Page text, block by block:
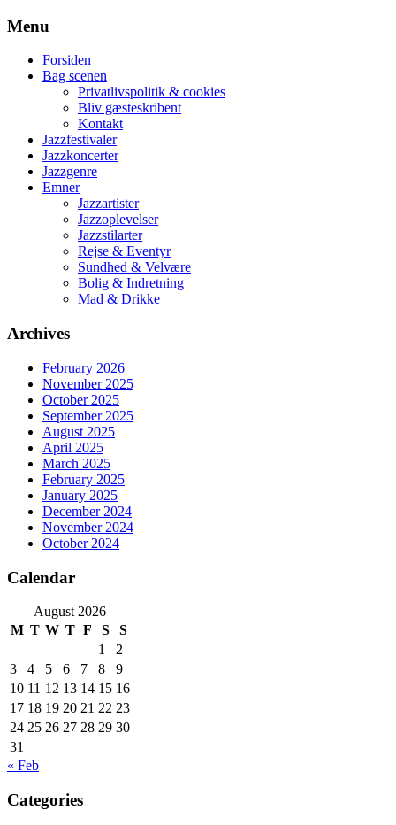
Skip
content
Menu
Forsiden
Bag scenen
Privatlivspolitik & cookies
Bliv gæsteskribent
Kontakt
Jazzfestivaler
Jazzkoncerter
Jazzgenre
Emner
Jazzartister
Jazzoplevelser
Jazzstilarter
Rejse & Eventyr
Sundhed & Velvære
Bolig & Indretning
Mad & Drikke
Archives
February 2026
November 2025
October 2025
September 2025
August 2025
April 2025
March 2025
February 2025
January 2025
December 2024
November 2024
October 2024
Calendar
August 2026
M T W T F S
S
1
2
3
4 5 6 7 8
9
10 11 12 13 14 15 16
17 18 19 20 21 22 23
24 25 26 27 28 29 30
31
« Feb
Categories